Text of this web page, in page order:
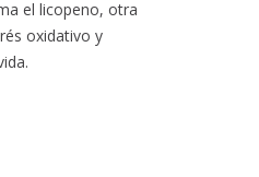
el licopeno, otra
oxidativo y